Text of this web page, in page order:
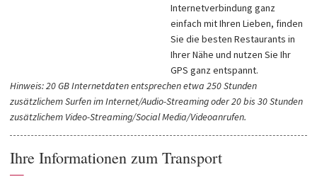
Internetverbindung ganz
einfach mit Ihren Lieben, finden
Sie die besten Restaurants in
Ihrer Nähe und nutzen Sie Ihr
GPS ganz entspannt.
Hinweis: 20 GB Internetdaten entsprechen etwa 250 Stunden
zusätzlichem Surfen im Internet/Audio-Streaming oder 20 bis 30 Stunden
zusätzlichem Video-Streaming/Social Media/Videoanrufen.
Ihre Informationen zum Transport
—